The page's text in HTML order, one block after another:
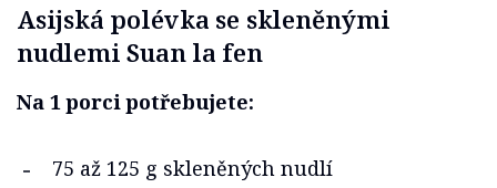
Asijská polévka se skleněnými
nudlemi Suan la fen
Na 1 porci potřebujete:
75 až 125 g skleněných nudlí